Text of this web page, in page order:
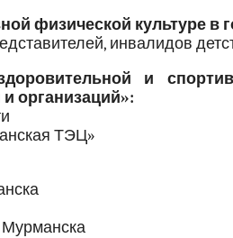
физической культуре в
инвалидов
и
организаций»:
ТЭЦ»
Мурманска